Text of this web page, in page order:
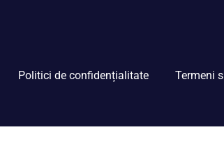
Politici de confidențialitate Termeni